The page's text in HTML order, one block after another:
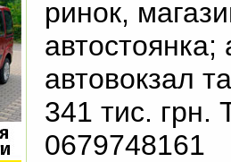
ринок,
автостоянка;
автовокзал
341 тис. грн.
0679748161